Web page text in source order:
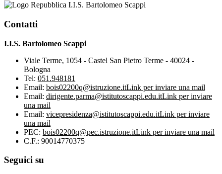
I.I.S. Bartolomeo Scappi
Contatti
I.I.S. Bartolomeo Scappi
Viale Terme, 1054 - Castel San Pietro Terme - 40024 -
Bologna
Tel: 051.948181
Email: bois02200q@istruzione.itLink per inviare una mail
Email: dirigente.parma@istitutoscappi.edu.itLink per inviare
una mail
Email: vicepresidenza@istitutoscappi.edu.itLink per inviare
una mail
PEC: bois02200q@pec.istruzione.itLink per inviare una mail
C.F.: 90014770375
Seguici su